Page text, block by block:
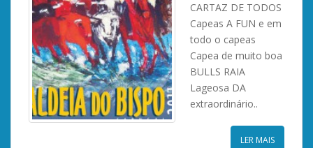
CARTAZ DE TODOS
Capeas A FUN e em
todo o capeas
Capea de muito boa
BULLS RAIA
Lageosa DA
extraordinário..
LER MAIS